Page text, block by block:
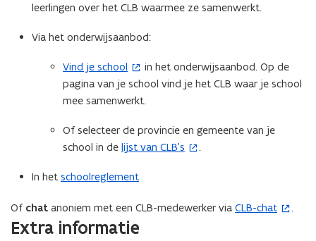
leerlingen over het CLB waarmee ze samenwerkt.
Via het onderwijsaanbod:
Vind je school
(
o
p
n
t
n
n
e
in het onderwijsaanbod. Op de
pagina van je school vind je het CLB waar je school
mee samenwerkt.
Of selecteer de provincie en gemeente van je
school in de lijst van CLB’s
(
p
n
t
.
In het schoolreglement
Of chat anoniem met een CLB-medewerker via CLB-chat
(
.
Extra informatie